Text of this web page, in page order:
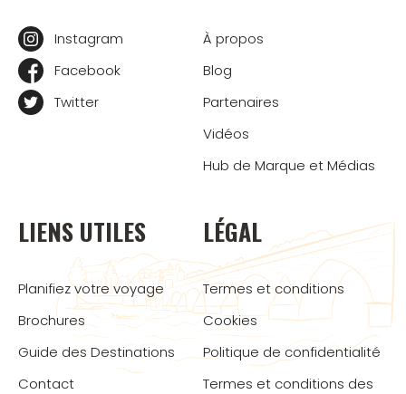
Instagram
Facebook
Twitter
À propos
Blog
Partenaires
Vidéos
Hub de Marque et Médias
LIENS UTILES
Planifiez votre voyage
Brochures
Guide des Destinations
Contact
LÉGAL
Termes et conditions
Cookies
Politique de confidentialité
Termes et conditions des